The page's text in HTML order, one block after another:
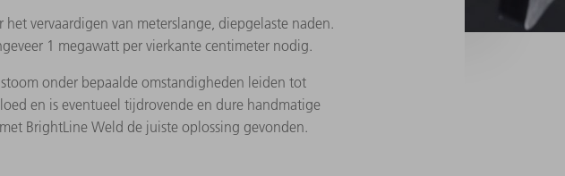
vervaardigen van meterslange, diepgelaste naden.
1 megawatt per vierkante centimeter nodig.
onder bepaalde omstandigheden leiden tot
en is eventueel tijdrovende en dure handmatige
BrightLine Weld de juiste oplossing gevonden.